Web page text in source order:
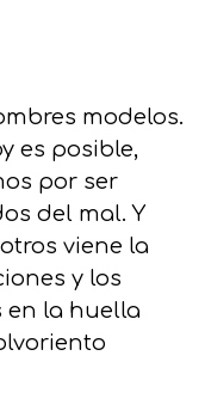
modelos.
es posible,
por ser
del mal. Y
viene la
y los
en la huella